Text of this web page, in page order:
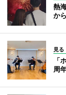
熱
か
見る
「
周